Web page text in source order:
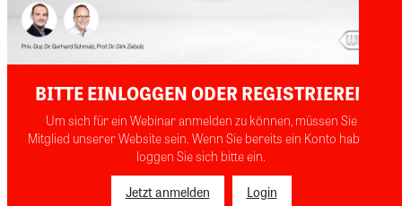
BITTE EINLOGGEN ODER REGISTRIEREN
Um sich für ein Webinar anmelden zu können, müssen Sie
Mitglied unserer Website sein. Wenn Sie bereits ein Konto haben,
loggen Sie sich bitte ein.
Jetzt anmelden
Login